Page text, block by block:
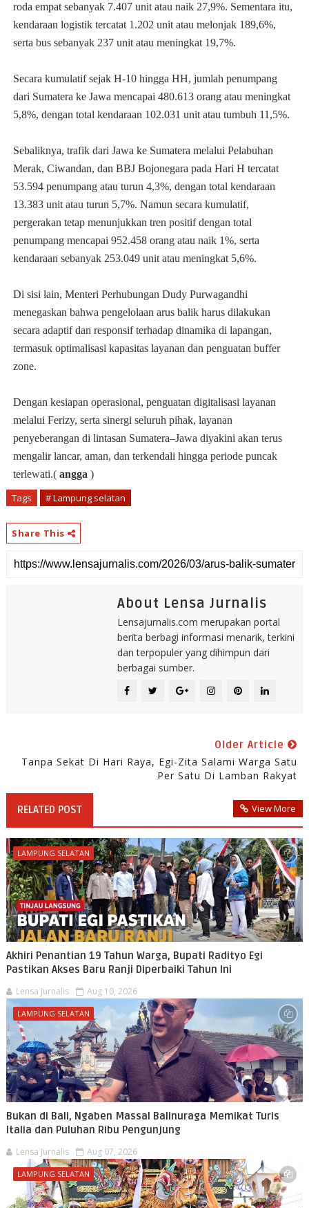
roda empat sebanyak 7.407 unit atau naik 27,9%. Sementara itu,
kendaraan logistik tercatat 1.202 unit atau melonjak 189,6%,
serta bus sebanyak 237 unit atau meningkat 19,7%.
Secara kumulatif sejak H-10 hingga HH, jumlah penumpang
dari Sumatera ke Jawa mencapai 480.613 orang atau meningkat
5,8%, dengan total kendaraan 102.031 unit atau tumbuh 11,5%.
Sebaliknya, trafik dari Jawa ke Sumatera melalui Pelabuhan
Merak, Ciwandan, dan BBJ Bojonegara pada Hari H tercatat
53.594 penumpang atau turun 4,3%, dengan total kendaraan
13.383 unit atau turun 5,7%. Namun secara kumulatif,
pergerakan tetap menunjukkan tren positif dengan total
penumpang mencapai 952.458 orang atau naik 1%, serta
kendaraan sebanyak 253.049 unit atau meningkat 5,6%.
Di sisi lain, Menteri Perhubungan Dudy Purwagandhi
menegaskan bahwa pengelolaan arus balik harus dilakukan
secara adaptif dan responsif terhadap dinamika di lapangan,
termasuk optimalisasi kapasitas layanan dan penguatan buffer
zone.
Dengan kesiapan operasional, penguatan digitalisasi layanan
melalui Ferizy, serta sinergi seluruh pihak, layanan
penyeberangan di lintasan Sumatera–Jawa diyakini akan terus
mengalir lancar, aman, dan terkendali hingga periode puncak
terlewati.( angga )
Tags # Lampung selatan
Share This
About Lensa Jurnalis
Lensajurnalis.com merupakan portal
berita berbagi informasi menarik, terkini
dan terpopuler yang dihimpun dari
berbagai sumber.
Older Article
Tanpa Sekat Di Hari Raya, Egi-Zita Salami Warga Satu
Per Satu Di Lamban Rakyat
RELATED POST View More
LAMPUNG SELATAN
Akhiri Penantian 19 Tahun Warga, Bupati Radityo Egi
Pastikan Akses Baru Ranji Diperbaiki Tahun Ini
Lensa Jurnalis Aug 10, 2026
LAMPUNG SELATAN
Bukan di Bali, Ngaben Massal Balinuraga Memikat Turis
Italia dan Puluhan Ribu Pengunjung
Lensa Jurnalis Aug 07, 2026
LAMPUNG SELATAN